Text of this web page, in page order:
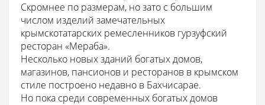
Скромнее по размерам, но зато с большим
числом изделий замечательных
крымскотатарских ремесленников гурзуфский
ресторан «Мераба».
Несколько новых зданий богатых домов,
магазинов, пансионов и ресторанов в крымском
стиле построено недавно в Бахчисарае.
Но пока среди современных богатых домов